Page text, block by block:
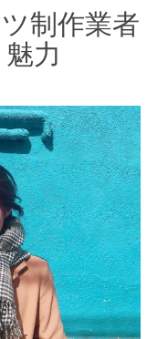
制作業者
力